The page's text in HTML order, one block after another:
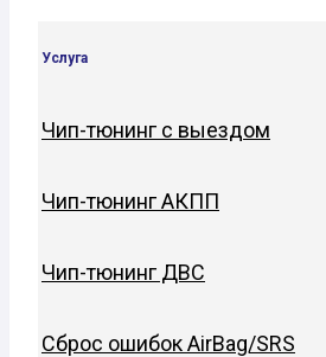
Услуга
Чип-тюнинг с выездом
Чип-тюнинг АКПП
Чип-тюнинг ДВС
Сброс ошибок AirBag/SRS